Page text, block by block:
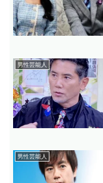
男性芸能人
男性芸能人